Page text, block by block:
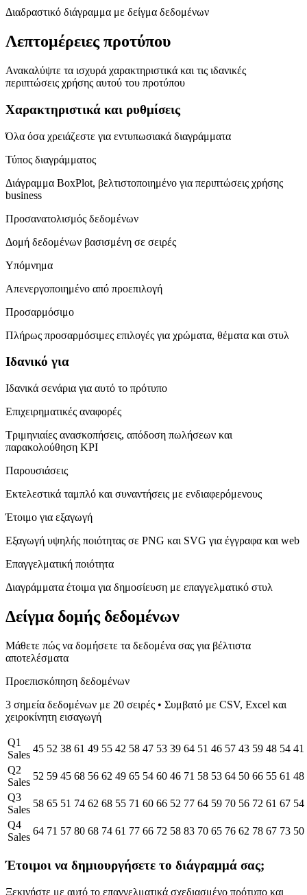
Διαδραστικό διάγραμμα με δείγμα δεδομένων
Λεπτομέρειες προτύπου
Ανακαλύψτε τα ισχυρά χαρακτηριστικά και τις ιδανικές
περιπτώσεις χρήσης αυτού του προτύπου
Χαρακτηριστικά και ρυθμίσεις
Όλα όσα χρειάζεστε για εντυπωσιακά διαγράμματα
Τύπος διαγράμματος
Διάγραμμα BoxPlot, βελτιστοποιημένο για περιπτώσεις χρήσης
business
Προσανατολισμός δεδομένων
Δομή δεδομένων βασισμένη σε σειρές
Υπόμνημα
Απενεργοποιημένο από προεπιλογή
Προσαρμόσιμο
Πλήρως προσαρμόσιμες επιλογές για χρώματα, θέματα και στυλ
Ιδανικό για
Ιδανικά σενάρια για αυτό το πρότυπο
Επιχειρηματικές αναφορές
Τριμηνιαίες ανασκοπήσεις, απόδοση πωλήσεων και
παρακολούθηση KPI
Παρουσιάσεις
Εκτελεστικά ταμπλό και συναντήσεις με ενδιαφερόμενους
Έτοιμο για εξαγωγή
Εξαγωγή υψηλής ποιότητας σε PNG και SVG για έγγραφα και web
Επαγγελματική ποιότητα
Διαγράμματα έτοιμα για δημοσίευση με επαγγελματικό στυλ
Δείγμα δομής δεδομένων
Μάθετε πώς να δομήσετε τα δεδομένα σας για βέλτιστα
αποτελέσματα
Προεπισκόπηση δεδομένων
3 σημεία δεδομένων με 20 σειρές • Συμβατό με CSV, Excel και
χειροκίνητη εισαγωγή
Q1
Sales
45 52 38 61 49 55 42 58 47 53 39 64 51 46 57 43 59 48 54 41
Q2
Sales
52 59 45 68 56 62 49 65 54 60 46 71 58 53 64 50 66 55 61 48
Q3
Sales
58 65 51 74 62 68 55 71 60 66 52 77 64 59 70 56 72 61 67 54
Q4
Sales
64 71 57 80 68 74 61 77 66 72 58 83 70 65 76 62 78 67 73 50
Έτοιμοι να δημιουργήσετε το διάγραμμά σας;
Ξεκινήστε με αυτό το επαγγελματικά σχεδιασμένο πρότυπο και